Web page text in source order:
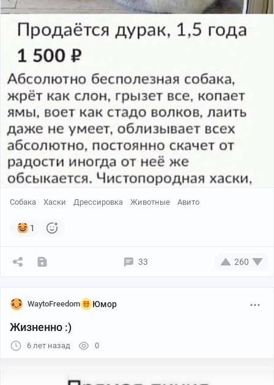
Собака Хаски Дрессировка Животные Авито
1
33 260
WaytoFreedom Юмор
Жизненно :)
6 лет назад 0